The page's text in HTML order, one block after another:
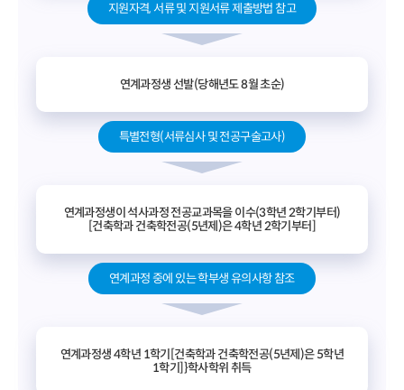
지원자격, 서류 및 지원서류 제출방법 참고
연계과정생 선발(당해년도 8월 초순)
특별전형(서류심사 및 전공구술고사)
연계과정생이 석사과정 전공교과목을 이수(3학년 2학기부터)
[건축학과 건축학전공(5년제)은 4학년 2학기부터]
연계과정 중에 있는 학부생 유의사항 참조
연계과정생 4학년 1학기[건축학과 건축학전공(5년제)은 5학년
1학기]}학사학위 취득